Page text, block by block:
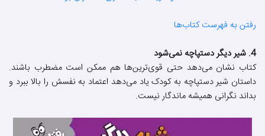
رفتن به فهرست کتاب‌ها
4. شیر دیگر دستپاچه نمی‌شود
کتاب نشان می‌دهد حتی قوی‌ترین‌ها هم ممکن است مضطرب باشند.
داستان شیر دستپاچه به کودک یاد می‌دهد اعتماد به نفسش را بالا ببرد و
بداند نگرانی همیشه ماندگار نیست.